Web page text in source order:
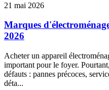
21 mai 2026
Marques
2026
Acheter un appareil
important pour le foyer.
défauts : pannes précoces,
déta...